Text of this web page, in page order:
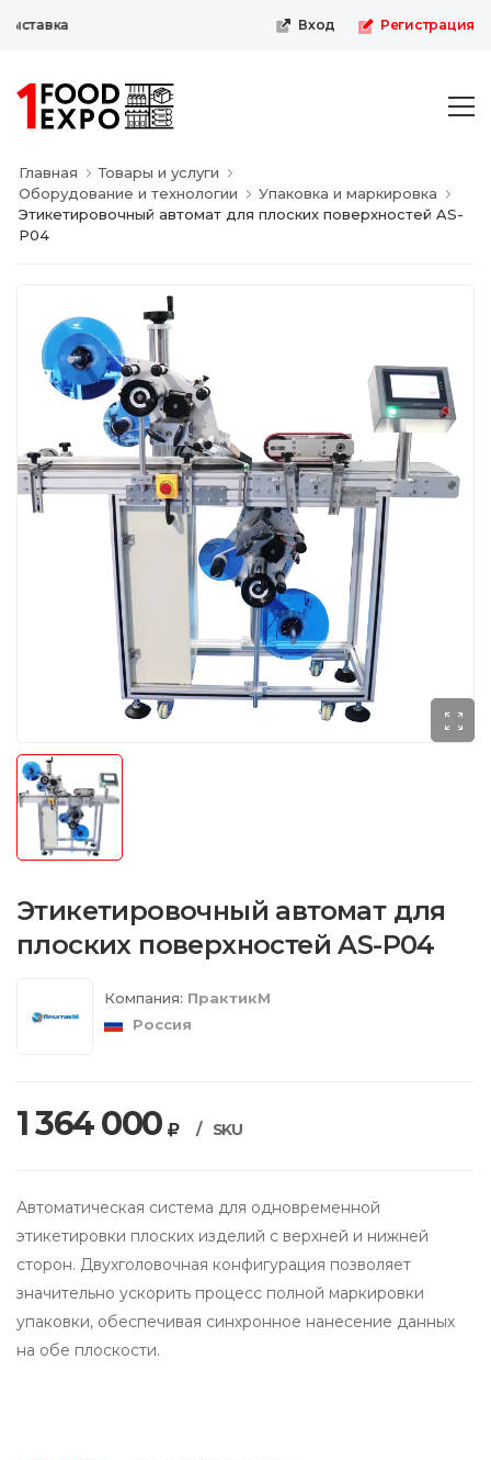
Вход Регистрация
Главная
Товары и услуги
Оборудование и технологии
Упаковка и маркировка
Этикетировочный автомат для плоских поверхностей AS-
P04
Этикетировочный автомат для
плоских поверхностей AS-P04
Компания: ПрактикМ
Россия
1 364 000 / SKU
Автоматическая система для одновременной
этикетировки плоских изделий с верхней и нижней
сторон. Двухголовочная конфигурация позволяет
значительно ускорить процесс полной маркировки
упаковки, обеспечивая синхронное нанесение данных
на обе плоскости.